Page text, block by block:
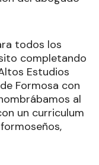
todos los
completando
Estudios
Formosa con
al
un curriculum